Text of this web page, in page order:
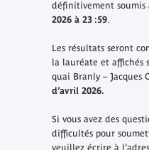
définitivement soumis
2026 à 23 :59.
Les résultats seront
la lauréate et affichés
quai Branly – Jacques
d’avril 2026.
Si vous avez des
difficultés pour
veuillez écrire à